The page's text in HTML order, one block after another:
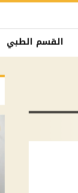
القسم الطبي